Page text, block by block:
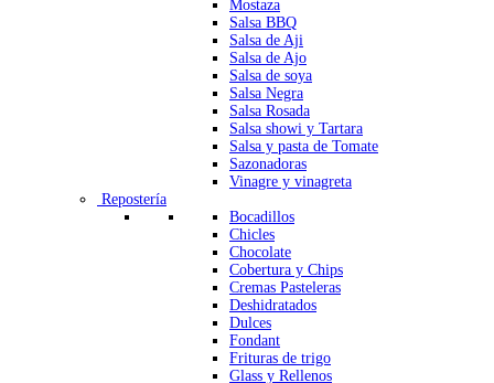
Mostaza
Salsa BBQ
Salsa de Aji
Salsa de Ajo
Salsa de soya
Salsa Negra
Salsa Rosada
Salsa showi y Tartara
Salsa y pasta de Tomate
Sazonadoras
Vinagre y vinagreta
Repostería
Bocadillos
Chicles
Chocolate
Cobertura y Chips
Cremas Pasteleras
Deshidratados
Dulces
Fondant
Frituras de trigo
Glass y Rellenos